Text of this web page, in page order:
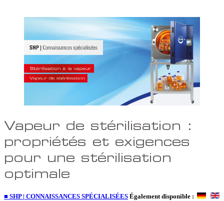
Vapeur de stérilisation :
propriétés et exigences
pour une stérilisation
optimale
■ SHP | CONNAISSANCES SPÉCIALISÉES Également disponible :